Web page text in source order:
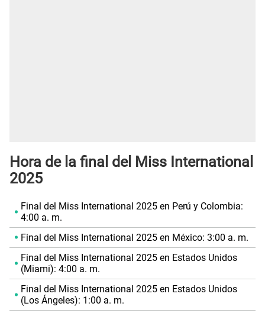
Hora de la final del Miss International
2025
Final del Miss International 2025 en Perú y Colombia:
4:00 a. m.
Final del Miss International 2025 en México: 3:00 a. m.
Final del Miss International 2025 en Estados Unidos
(Miami): 4:00 a. m.
Final del Miss International 2025 en Estados Unidos
(Los Ángeles): 1:00 a. m.